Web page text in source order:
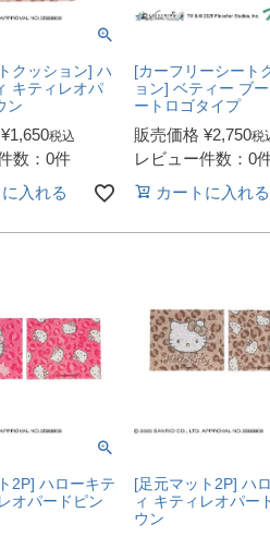
クッション] ハ
キティレオパ
ン
¥1,650税込
数：0件
入れる
[カーフリーシート
ョン] ベティー ブ
ートロゴタイプ
販売価格 ¥2,750税
レビュー件数：0
カートに入れる
2P] ハローキテ
オパードピン
[足元マット2P] ハ
ィ キティレオパー
ウン